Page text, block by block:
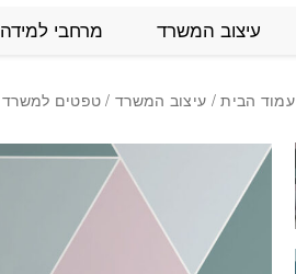
עיצוב המשרד מרחבי למידה
עמוד הבית/ עיצוב המשרד/ טפטים למשרד